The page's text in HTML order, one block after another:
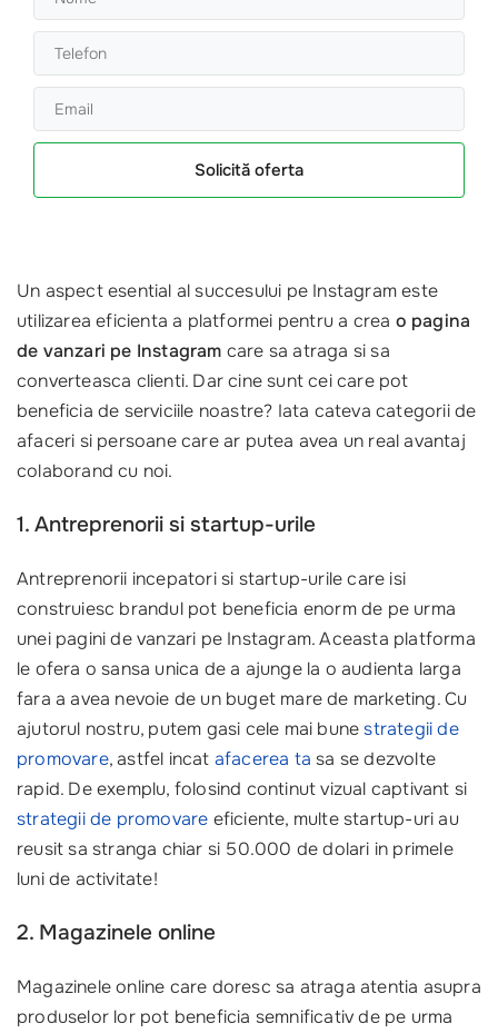
Solicită oferta
Un aspect esential al succesului pe Instagram este
utilizarea eficienta a platformei pentru a crea o pagina
de vanzari pe Instagram care sa atraga si sa
converteasca clienti. Dar cine sunt cei care pot
beneficia de serviciile noastre? Iata cateva categorii de
afaceri si persoane care ar putea avea un real avantaj
colaborand cu noi.
1. Antreprenorii si startup-urile
Antreprenorii incepatori si startup-urile care isi
construiesc brandul pot beneficia enorm de pe urma
unei pagini de vanzari pe Instagram. Aceasta platforma
le ofera o sansa unica de a ajunge la o audienta larga
fara a avea nevoie de un buget mare de marketing. Cu
ajutorul nostru, putem gasi cele mai bunestrategii de
promovare, astfel incat afacerea ta sa se dezvolte
rapid. De exemplu, folosind continut vizual captivant si
strategii de promovare eficiente, multe startup-uri au
reusit sa stranga chiar si 50.000 de dolari in primele
luni de activitate!
2. Magazinele online
Magazinele online care doresc sa atraga atentia asupra
produselor lor pot beneficia semnificativ de pe urma